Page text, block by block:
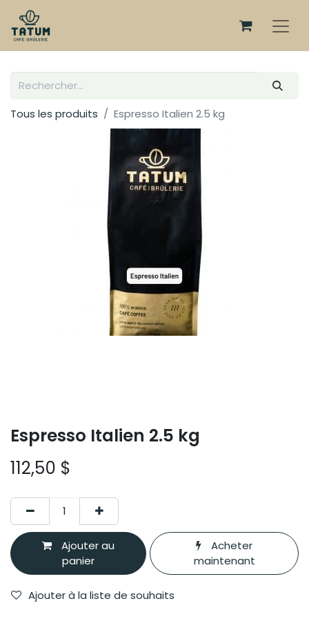
Tous les produits Espresso Italien 2.5 kg
Espresso Italien 2.5 kg
112,50 $
Ajouter au
panier
Acheter
maintenant
Ajouter à la liste de souhaits